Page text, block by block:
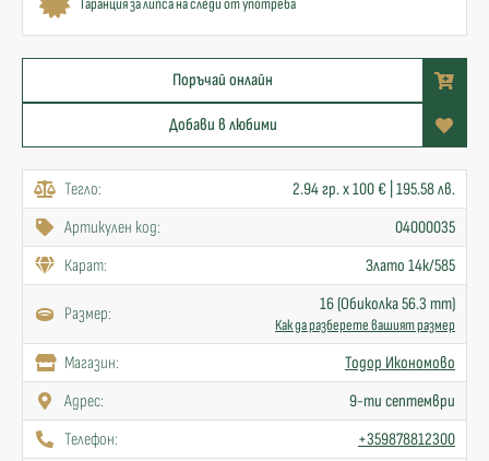
Поръчай онлайн
Добави в любими
Тегло:
2.94 гр. x 100 € | 195.58 лв.
Артикулен код:
04000035
Карат:
Злато 14к/585
Размер: 16 (Обиколка 56.3 mm)
Как да разберете вашият размер
Mагазин:
Тодор Икономово
Адрес:
9-ти септември
Телефон:
+359878812300